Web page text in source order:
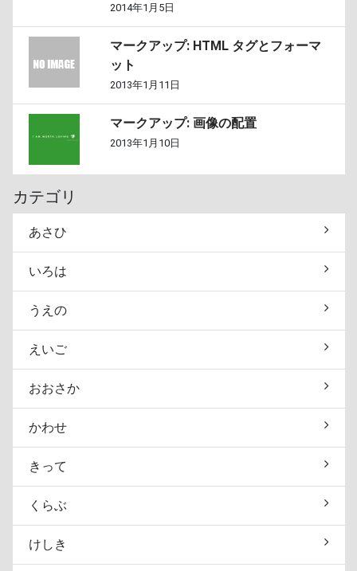
2014年1月5日
マークアップ: HTML タグとフォーマ
ット
2013年1月11日
マークアップ: 画像の配置
2013年1月10日
カテゴリ
あさひ
いろは
うえの
えいご
おおさか
かわせ
きって
くらぶ
けしき